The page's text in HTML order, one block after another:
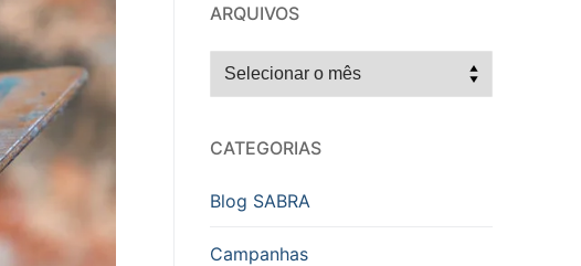
ARQUIVOS
Arquivos
CATEGORIAS
Blog SABRA
Campanhas